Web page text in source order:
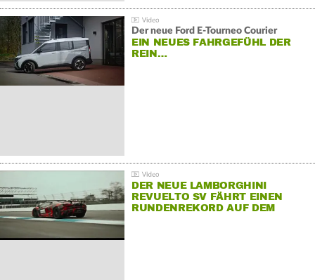
Der neue Ford E-Tourneo Courier
EIN NEUES FAHRGEFÜHL DER
REIN…
DER NEUE LAMBORGHINI
REVUELTO SV FÄHRT EINEN
RUNDENREKORD AUF DEM